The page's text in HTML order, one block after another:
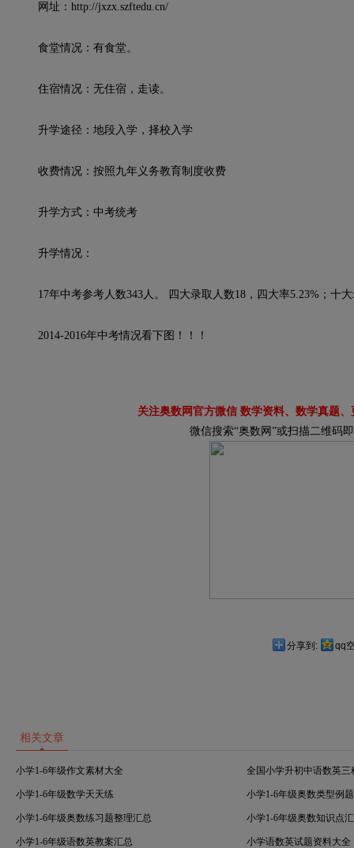
网址：http://jxzx.szftedu.cn/
食堂情况：有食堂。
住宿情况：无住宿，走读。
升学途径：地段入学，择校入学
收费情况：按照九年义务教育制度收费
升学方式：中考统考
升学情况：
17年中考参考人数343人。 四大录取人数18，四大率5.23%；十大
2014-2016年中考情况看下图！！！
关注奥数网官方微信 数学资料、数学真题
微信搜索“奥数网”或扫描二维码
分享到: qq
相关文章
小学1-6年级作文素材大全 全国小学升初中语数英三
小学1-6年级数学天天练 小学1-6年级奥数类型例
小学1-6年级奥数练习题整理汇总 小学1-6年级奥数知识点
小学1-6年级语数英教案汇总 小学语数英试题资料大全